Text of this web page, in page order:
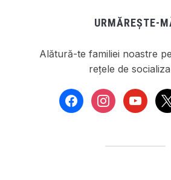
URMĂREȘTE-
Alătură-te familiei noastre
rețele de
facebookinstagramyoutube
x